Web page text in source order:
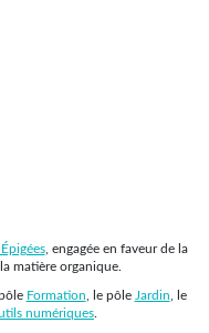
, engagée en faveur de la
matière organique.
Formation , le pôle Jardin , le
numériques